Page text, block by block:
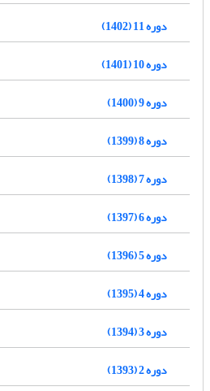
دوره 11 (1402)
دوره 10 (1401)
دوره 9 (1400)
دوره 8 (1399)
دوره 7 (1398)
دوره 6 (1397)
دوره 5 (1396)
دوره 4 (1395)
دوره 3 (1394)
دوره 2 (1393)